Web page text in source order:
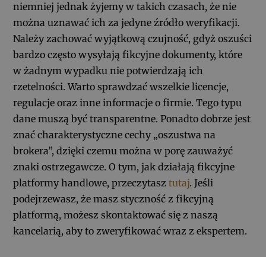
niemniej jednak żyjemy w takich czasach, że nie
można uznawać ich za jedyne źródło weryfikacji.
Należy zachować wyjątkową czujność, gdyż oszuści
bardzo często wysyłają fikcyjne dokumenty, które
w żadnym wypadku nie potwierdzają ich
rzetelności. Warto sprawdzać wszelkie licencje,
regulacje oraz inne informacje o firmie. Tego typu
dane muszą być transparentne. Ponadto dobrze jest
znać charakterystyczne cechy „oszustwa na
brokera”, dzięki czemu można w porę zauważyć
znaki ostrzegawcze. O tym, jak działają fikcyjne
platformy handlowe, przeczytasztutaj. Jeśli
podejrzewasz, że masz styczność z fikcyjną
platformą, możesz skontaktować się z naszą
kancelarią, aby to zweryfikować wraz z ekspertem.